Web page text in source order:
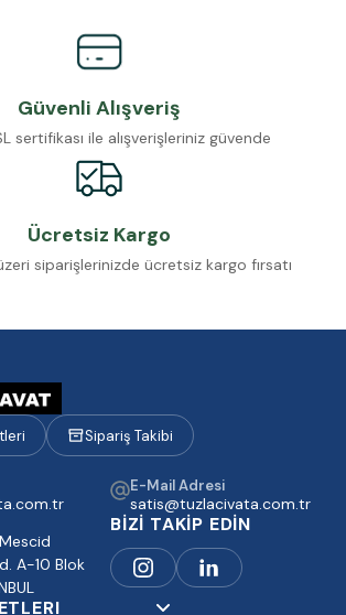
Güvenli Alışveriş
sertifikası ile alışverişleriniz güvende
Ücretsiz Kargo
siparişlerinizde ücretsiz kargo fırsatı
Sipariş Takibi
E-Mail Adresi
satis@tuzlacivata.com.tr
A-10 Blok
BİZİ TAKİP EDİN